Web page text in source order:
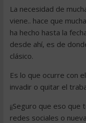
La necesidad de
viene.. hace que
ha hecho hasta la
desde ahí, es de
clásico.
Es lo que ocurre con
invadir o quitar el
¡¡Seguro que eso
redes sociales o